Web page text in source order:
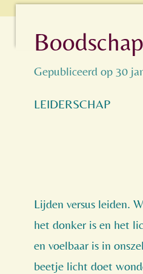
Gepubliceerd op 30
LEIDERSCHAP
Lijden versus leiden.
het donker is en het
en voelbaar is in
beetje licht doet